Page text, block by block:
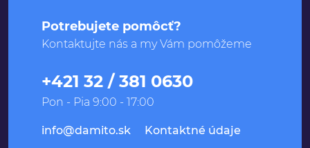
Potrebujete pomôcť?
Kontaktujte nás a my Vám pomôžeme
+421 32 / 381 0630
Pon - Pia 9:00 - 17:00
info@damito.sk Kontaktné údaje